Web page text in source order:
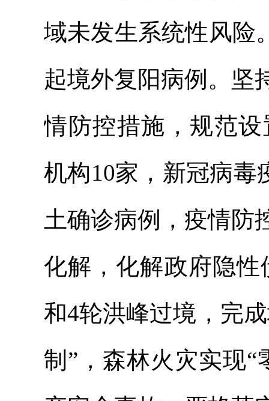
域未发生系统性风险
起境外复阳病例。坚
情防控措施，规范
机构10家，新冠病毒
土确诊病例，疫情防
化解，化解政府隐性
和4轮洪峰过境，完
制”，森林火灾实现